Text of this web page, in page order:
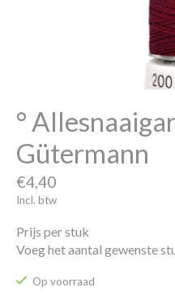
°
Gütermann
€4,40
Incl. btw
Prijs per stuk
Voeg het aantal gewenste
Op voorraad